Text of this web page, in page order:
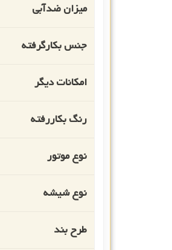
میزان ضدآبی
جنس بکارگرفته
امکانات دیگر
رنگ بکاررفته
نوع موتور
نوع شیشه
طرح بند